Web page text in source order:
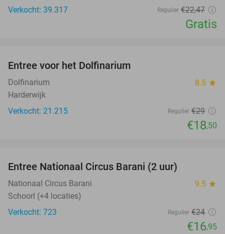
Verkocht: 39.317
Regulier €22,47
Gratis
Entree voor het Dolfinarium
Dolfinarium 8.5 star
Harderwijk
Verkocht: 21.215
Regulier €29
€18,50
Entree Nationaal Circus Barani (2 uur)
Nationaal Circus Barani 9.5 star
Schoorl (+4 locaties)
Verkocht: 723
Regulier €24
€16,95